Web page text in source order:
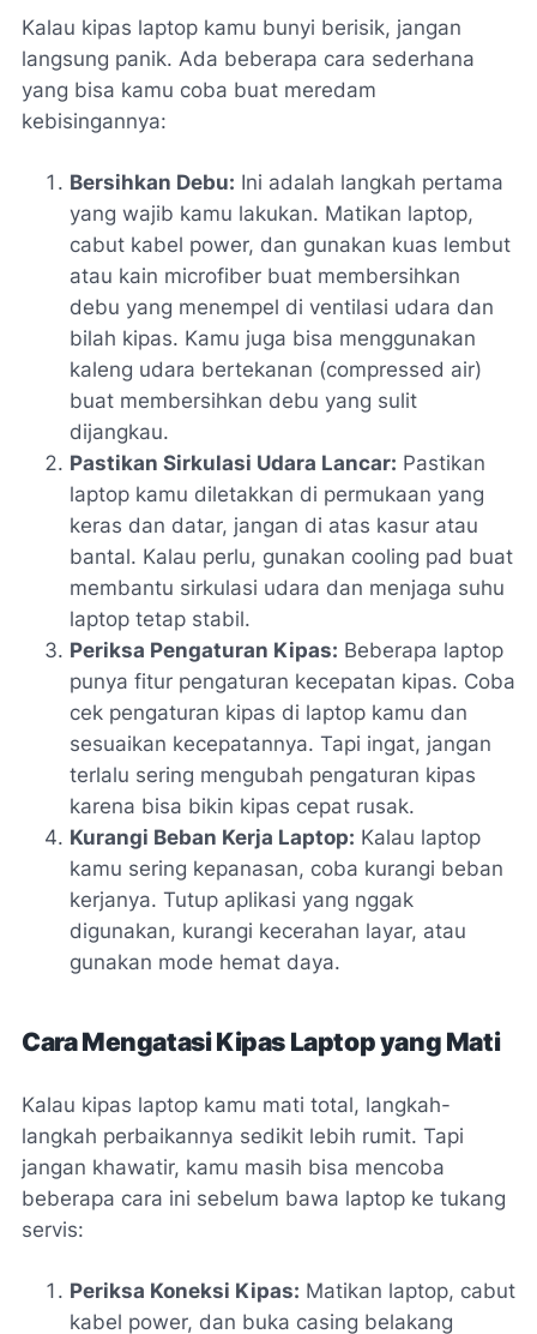
Kalau kipas laptop kamu bunyi berisik, jangan
langsung panik. Ada beberapa cara sederhana
yang bisa kamu coba buat meredam
kebisingannya:
Bersihkan Debu: Ini adalah langkah pertama
yang wajib kamu lakukan. Matikan laptop,
cabut kabel power, dan gunakan kuas lembut
atau kain microfiber buat membersihkan
debu yang menempel di ventilasi udara dan
bilah kipas. Kamu juga bisa menggunakan
kaleng udara bertekanan (compressed air)
buat membersihkan debu yang sulit
dijangkau.
Pastikan Sirkulasi Udara Lancar: Pastikan
laptop kamu diletakkan di permukaan yang
keras dan datar, jangan di atas kasur atau
bantal. Kalau perlu, gunakan cooling pad buat
membantu sirkulasi udara dan menjaga suhu
laptop tetap stabil.
Periksa Pengaturan Kipas: Beberapa laptop
punya fitur pengaturan kecepatan kipas. Coba
cek pengaturan kipas di laptop kamu dan
sesuaikan kecepatannya. Tapi ingat, jangan
terlalu sering mengubah pengaturan kipas
karena bisa bikin kipas cepat rusak.
Kurangi Beban Kerja Laptop: Kalau laptop
kamu sering kepanasan, coba kurangi beban
kerjanya. Tutup aplikasi yang nggak
digunakan, kurangi kecerahan layar, atau
gunakan mode hemat daya.
Cara Mengatasi Kipas Laptop yang Mati
Kalau kipas laptop kamu mati total, langkah-
langkah perbaikannya sedikit lebih rumit. Tapi
jangan khawatir, kamu masih bisa mencoba
beberapa cara ini sebelum bawa laptop ke tukang
servis:
Periksa Koneksi Kipas: Matikan laptop, cabut
kabel power, dan buka casing belakang